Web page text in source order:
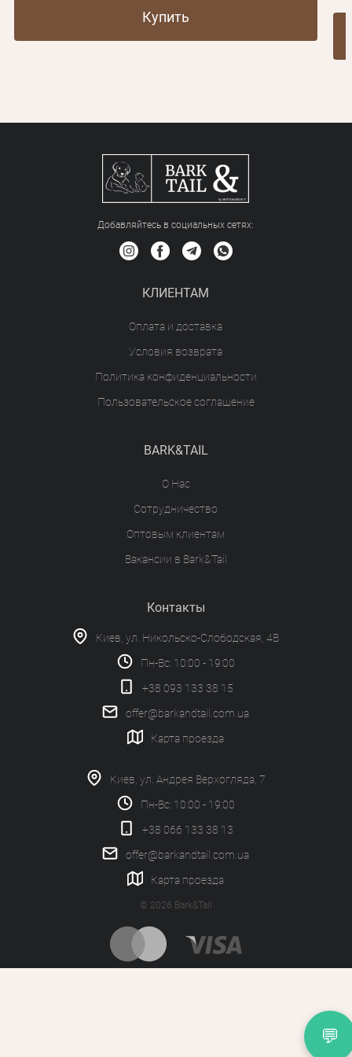
Купить
Добавляйтесь в социальных сетяx:
КЛИЕНТАМ
Оплата и доставка
Условия возврата
Политика конфиденциальности
Пользовательское соглашение
BARK&TAIL
О Нас
Сотрудничество
Оптовым клиентам
Вакансии в Bark&Tail
Контакты
Киев, ул. Никольско-Слободская, 4В
Пн-Вс: 10:00 - 19:00
+38 093 133 38 15
offer@barkandtail.com.ua
Карта проезда
Киев, ул. Андрея Верхогляда, 7
Пн-Вс: 10:00 - 19:00
+38 066 133 38 13
offer@barkandtail.com.ua
Карта проезда
© 2026 Bark&Tail
💬